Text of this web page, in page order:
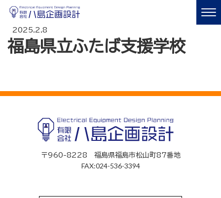
2025.2.8
福島県立ふたば支援学校
〒960-8228 福島県福島市松山町87番地
FAX:024-536-3394